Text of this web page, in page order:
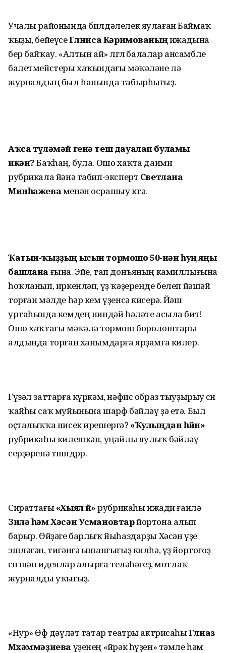
Учалы районында билдәлелек яулаған Баймаҡ
ҡыҙы, бейеүсеГөлниса Кәримованыңижадына
бер байҡау. «Алтын ай» өлгөлө балалар ансамбле
балетмейстеры хаҡындағы мәҡәләне лә
журналдың был һанында табырһығыҙ.
Аҡса түләмәй генә теш дауалап буламы
икән?Баҡһаң, була. Ошо хаҡта даими
рубрикала йәнә табип-эксперт Светлана
Минһажеваменән осрашыу көтә.
Ҡатын-ҡыҙҙың ысын тормошо 50-нән һуң яңы
башлана ғына. Эйе, тап донъяның камиллығына
һоҡланып, иркенләп, үҙ ҡәҙереңде белеп йәшәй
торған мәлде һәр кем үҙенсә кисерә. Йәш
уртаһында кемдең ниндәй һәләте асыла бит!
Ошо хаҡтағы мәҡәлә тормош боролоштары
алдында торған ханымдарға ярҙамға килер.
Гүзәл заттарға күркәм, нәфис образ тыуҙырыу өсөн
ҡайһы саҡ муйынына шарф бәйләү ҙә етә. Был
оҫталыҡҡа нисек ирешергә? «Ҡулыңдан һөйөн»
рубрикаһы килешкән, уңайлы яулыҡ бәйләү
серҙәренә төшөндөрөр.
Сираттағы«Хыял өйө»рубрикаһы ижади ғаилә
Зилә һәм Хәсән Усмановтарйортона алып
барыр. Өйҙәге барлыҡ йыһаздарҙы Хәсән үҙе
эшләгән, тигәнгә ышанғығыҙ килһә, үҙ йортоғоҙ
өсөн шәп идеялар алырға теләһәгеҙ, мотлаҡ
журналды уҡығыҙ.
«Нур» Өфө дәүләт татар театры актрисаһыГөлназ
Мөхәммәҙиева үҙенең «йөрәк һүҙен» тәмле һәм